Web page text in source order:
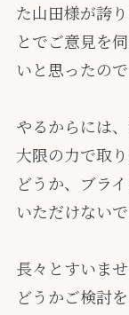
た山田様が誇
とでご意見を
いと思ったので
やるからには
大限の力で取
どうか、ブラ
いただけないで
長々とすいませ
どうかご検討